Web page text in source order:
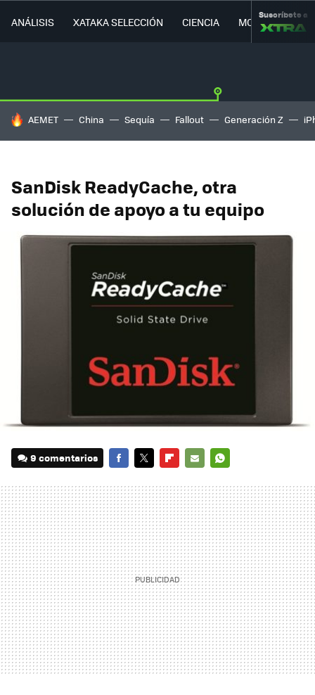
ANÁLISIS XATAKA SELECCIÓN CIENCIA MOVILIDAD
Suscríbete a
HOY SE HABLA DE
AEMET China Sequía Fallout Generación Z
SanDisk ReadyCache, otra
solución de apoyo a tu equipo
9 comentarios
MAIL